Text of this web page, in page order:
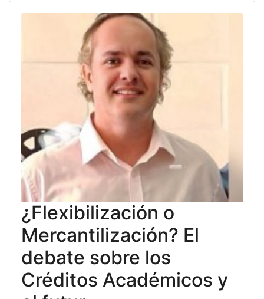
¿Flexibilización o
Mercantilización? El
debate sobre los
Créditos Académicos y